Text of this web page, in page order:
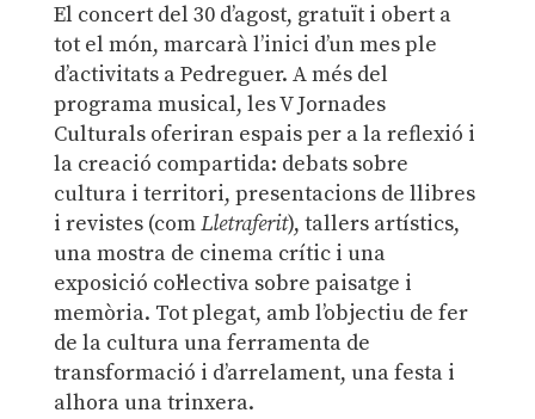
El concert del 30 d’agost, gratuït i obert a
tot el món, marcarà l’inici d’un mes ple
d’activitats a Pedreguer. A més del
programa musical, les V Jornades
Culturals oferiran espais per a la reflexió i
la creació compartida: debats sobre
cultura i territori, presentacions de llibres
i revistes (comLletraferit), tallers artístics,
una mostra de cinema crític i una
exposició col·lectiva sobre paisatge i
memòria. Tot plegat, amb l’objectiu de fer
de la cultura una ferramenta de
transformació i d’arrelament, una festa i
alhora una trinxera.